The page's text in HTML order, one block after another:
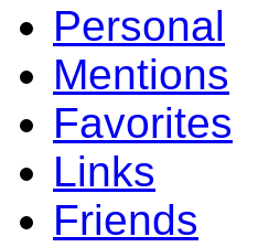
Personal
Mentions
Favorites
Links
Friends